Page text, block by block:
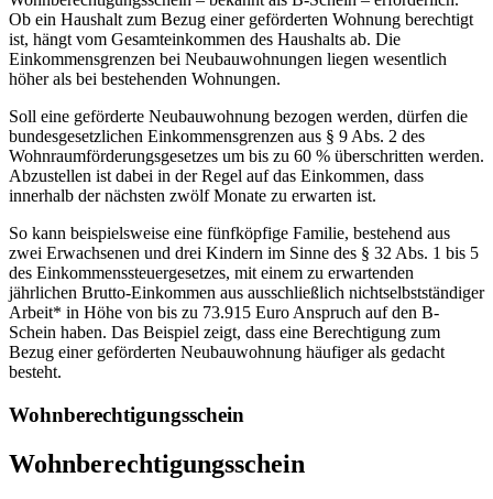
Ob ein Haushalt zum Bezug einer geförderten Wohnung berechtigt
ist, hängt vom Gesamteinkommen des Haushalts ab. Die
Einkommensgrenzen bei Neubauwohnungen liegen wesentlich
höher als bei bestehenden Wohnungen.
Soll eine geförderte Neubauwohnung bezogen werden, dürfen die
bundesgesetzlichen Einkommensgrenzen aus § 9 Abs. 2 des
Wohnraumförderungsgesetzes um bis zu 60 % überschritten werden.
Abzustellen ist dabei in der Regel auf das Einkommen, dass
innerhalb der nächsten zwölf Monate zu erwarten ist.
So kann beispielsweise eine fünfköpfige Familie, bestehend aus
zwei Erwachsenen und drei Kindern im Sinne des § 32 Abs. 1 bis 5
des Einkommenssteuergesetzes, mit einem zu erwartenden
jährlichen Brutto-Einkommen aus ausschließlich nichtselbstständiger
Arbeit* in Höhe von bis zu 73.915 Euro Anspruch auf den B-
Schein haben. Das Beispiel zeigt, dass eine Berechtigung zum
Bezug einer geförderten Neubauwohnung häufiger als gedacht
besteht.
Wohnberechtigungsschein
Wohnberechtigungsschein